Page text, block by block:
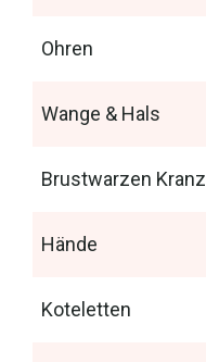
Ohren
Wange & Hals
Brustwarzen Kranz
Hände
Koteletten